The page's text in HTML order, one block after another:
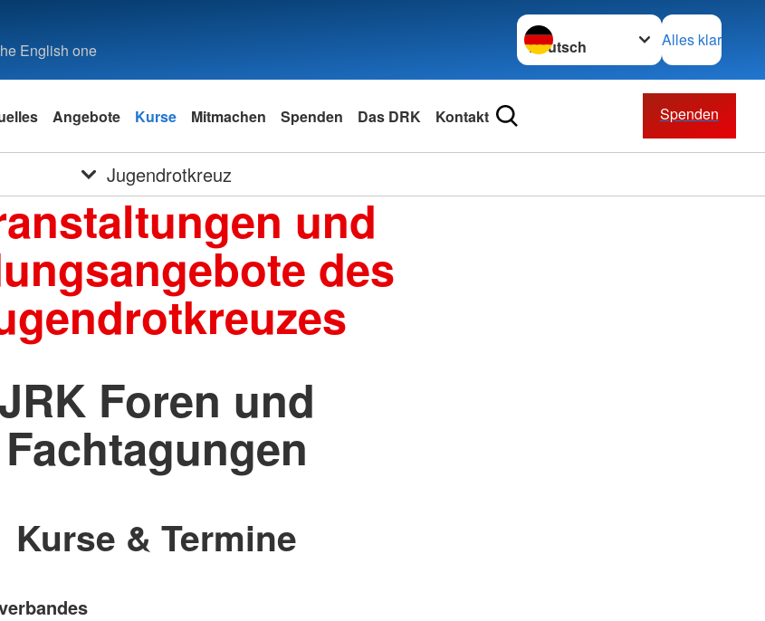
English one
Sprache wechseln zu
Alles klar
Angebote Kurse Mitmachen Spenden Das DRK Kontakt Spenden
Jugendrotkreuz
und
des
JRK Foren und
Fachtagungen
Kurse & Termine